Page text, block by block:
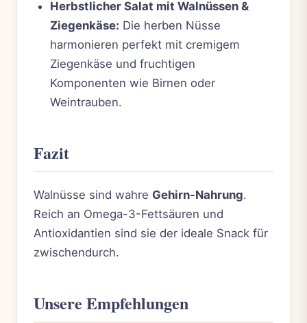
Herbstlicher Salat mit Walnüssen &
Ziegenkäse: Die herben Nüsse
harmonieren perfekt mit cremigem
Ziegenkäse und fruchtigen
Komponenten wie Birnen oder
Weintrauben.
Fazit
Walnüsse sind wahre Gehirn-Nahrung.
Reich an Omega-3-Fettsäuren und
Antioxidantien sind sie der ideale Snack für
zwischendurch.
Unsere Empfehlungen